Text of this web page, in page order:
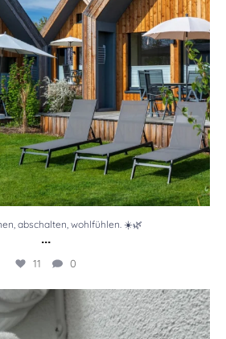
abschalten, wohlfühlen. ☀️🌿
...
11 0
Durchatmen. Wohlfühlen.